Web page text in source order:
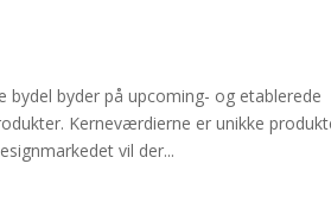
bydel byder på upcoming- og etablerede
Kerneværdierne er unikke
vil der...